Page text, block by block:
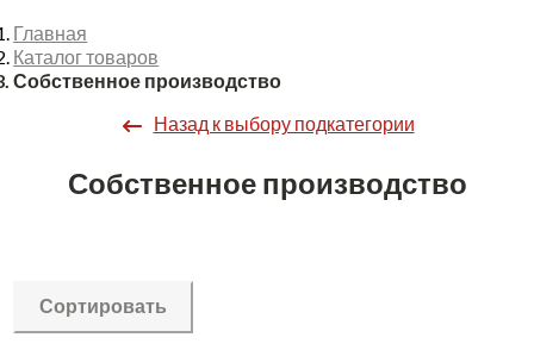
Главная
Каталог товаров
Собственное производство
Назад к выбору подкатегории
Собственное производство
Сортировать